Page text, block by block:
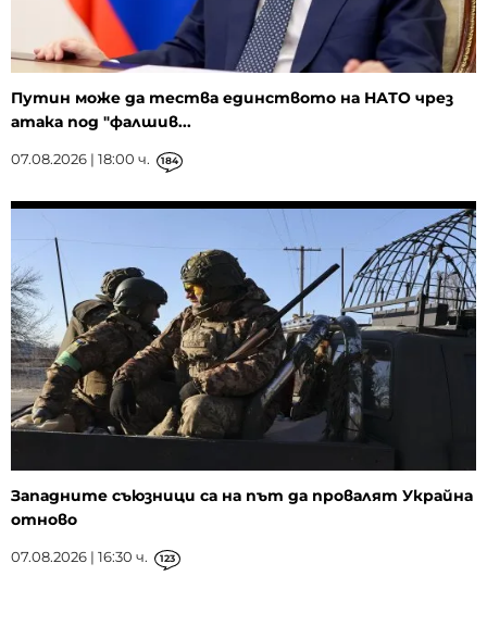
Путин може да тества единството на НАТО чрез
атака под "фалшив...
07.08.2026 | 18:00 ч. 184
Западните съюзници са на път да провалят Украйна
отново
07.08.2026 | 16:30 ч. 123